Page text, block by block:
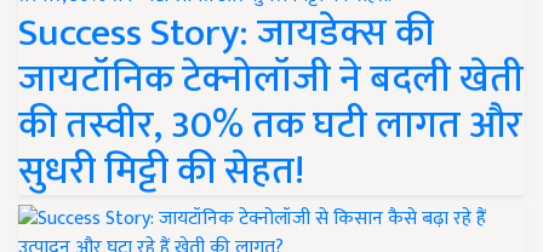
Success Story: जायडेक्स की
जायटॉनिक टेक्नोलॉजी ने बदली खेती
की तस्वीर, 30% तक घटी लागत और
सुधरी मिट्टी की सेहत!